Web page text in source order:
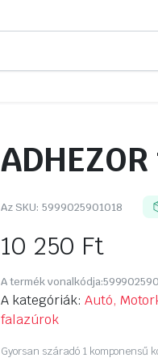
Az SKU: 5999025901018
10 250 Ft
A termék vonalkódja:
A kategóriák: Autó,
falazúrok
Gyorsan száradó 1 komponensű